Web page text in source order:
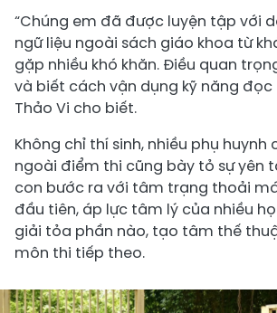
“Chúng em đã được luyện tập với
ngữ liệu ngoài sách giáo khoa từ
gặp nhiều khó khăn. Điều quan
và biết cách vận dụng kỹ năng đọc
Thảo Vi cho biết.
Không chỉ thí sinh, nhiều phụ huynh
ngoài điểm thi cũng bày tỏ sự yên
con bước ra với tâm trạng thoải
đầu tiên, áp lực tâm lý của nhiều
giải tỏa phần nào, tạo tâm thế
môn thi tiếp theo.